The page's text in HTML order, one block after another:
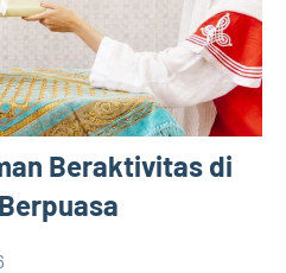
Beraktivitas di